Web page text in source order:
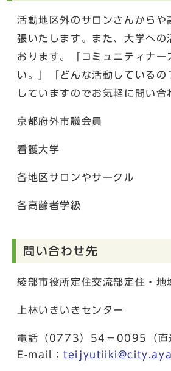
活動地区外のサロンさんからや
張いたします。また、大学への
おります。「コミュニティナー
い。」「どんな活動しているの
していますのでお気軽に問い合
京都府外市議会員
看護大学
各地区サロンやサークル
各高齢者学級
問い合わせ先
綾部市役所定住交流部定住・地
上林いきいきセンター
電話（0773）54－0095（直
E-mail：